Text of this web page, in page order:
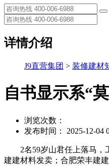
详情介绍
J9直营集团 > 装修建材
自书显示系“
浏览次数：
发布时间： 2025-12-04
2名59岁山君任上落马，
建建材料发卖；合肥荣丰建